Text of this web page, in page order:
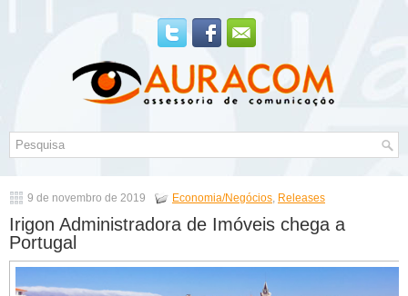
9 de novembro de 2019 Economia/Negócios, Releases
Irigon Administradora de Imóveis chega a
Portugal